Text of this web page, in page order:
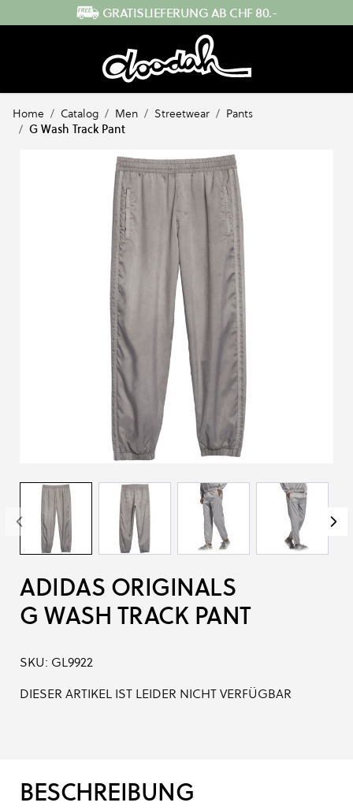
Direkt zum InhaltSCHNELLER VERSAND AUS DER SCHWEIZ
Home / Catalog / Men / Streetwear / Pants
/ G Wash Track Pant
ADIDAS ORIGINALS
G WASH TRACK PANT
SKU: GL9922
DIESER ARTIKEL IST LEIDER NICHT VERFÜGBAR
BESCHREIBUNG